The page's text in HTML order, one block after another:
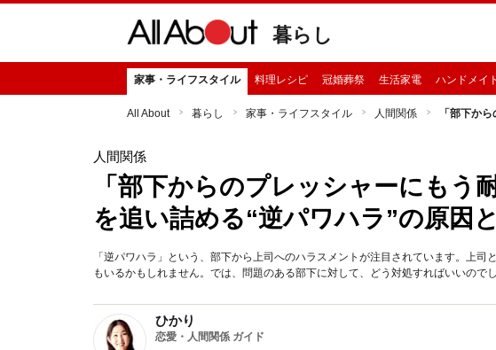
暮らし
家事・ライフスタイル 料理レシピ 冠婚葬祭 生活家電 ハンドメイ
All About 暮らし 家事・ライフスタイル 人間関係 「部下か
人間関係
「部下からのプレッシャーにも
を追い詰める“逆パワハラ”の原因
「逆パワハラ」という、部下から上司へのハラスメントが注目されています。上
もいるかもしれません。では、問題のある部下に対して、どう対処すればいいので
ひかり
恋愛・人間関係 ガイド